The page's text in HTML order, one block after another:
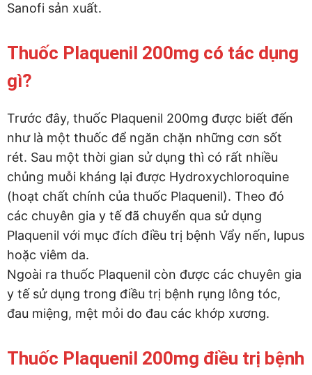
Sanofi sản xuất.
Thuốc Plaquenil 200mg có tác dụng
gì?
Trước đây, thuốc Plaquenil 200mg được biết đến
như là một thuốc để ngăn chặn những cơn sốt
rét. Sau một thời gian sử dụng thì có rất nhiều
chủng muỗi kháng lại được Hydroxychloroquine
(hoạt chất chính của thuốc Plaquenil). Theo đó
các chuyên gia y tế đã chuyển qua sử dụng
Plaquenil với mục đích điều trị bệnh Vẩy nến, lupus
hoặc viêm da.
Ngoài ra thuốc Plaquenil còn được các chuyên gia
y tế sử dụng trong điều trị bệnh rụng lông tóc,
đau miệng, mệt mỏi do đau các khớp xương.
Thuốc Plaquenil 200mg điều trị bệnh